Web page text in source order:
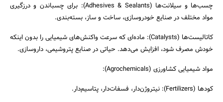
چسب‌ها و سیلانت‌ها (Adhesives & Sealants): برای چسباندن و درزگیری
مواد مختلف در صنایع خودروسازی، ساخت و ساز، بسته‌بندی.
کاتالیست‌ها (Catalysts): ماده‌ای که سرعت واکنش‌های شیمیایی را بدون اینکه
خودش مصرف شود، افزایش می‌دهد. حیاتی در صنایع پتروشیمی، داروسازی.
مواد شیمیایی کشاورزی (Agrochemicals):
کودها (Fertilizers): نیتروژن‌دار، فسفات‌دار، پتاسیم‌دار.